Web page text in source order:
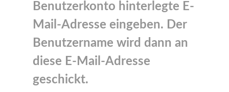
Benutzerkonto hinterlegte E-
Mail-Adresse eingeben. Der
Benutzername wird dann an
diese E-Mail-Adresse
geschickt.